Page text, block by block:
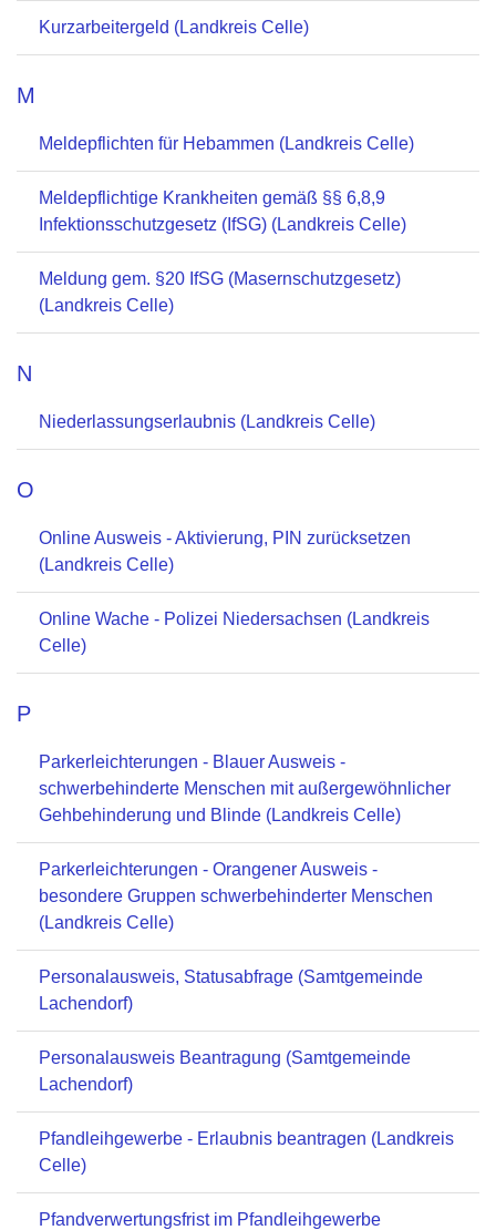
Kurzarbeitergeld (Landkreis Celle)
M
Meldepflichten für Hebammen (Landkreis Celle)
Meldepflichtige Krankheiten gemäß §§ 6,8,9
Infektionsschutzgesetz (IfSG) (Landkreis Celle)
Meldung gem. §20 IfSG (Masernschutzgesetz)
(Landkreis Celle)
N
Niederlassungserlaubnis (Landkreis Celle)
O
Online Ausweis - Aktivierung, PIN zurücksetzen
(Landkreis Celle)
Online Wache - Polizei Niedersachsen (Landkreis
Celle)
P
Parkerleichterungen - Blauer Ausweis -
schwerbehinderte Menschen mit außergewöhnlicher
Gehbehinderung und Blinde (Landkreis Celle)
Parkerleichterungen - Orangener Ausweis -
besondere Gruppen schwerbehinderter Menschen
(Landkreis Celle)
Personalausweis, Statusabfrage (Samtgemeinde
Lachendorf)
Personalausweis Beantragung (Samtgemeinde
Lachendorf)
Pfandleihgewerbe - Erlaubnis beantragen (Landkreis
Celle)
Pfandverwertungsfrist im Pfandleihgewerbe